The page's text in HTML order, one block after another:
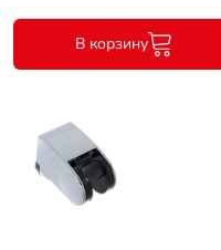
В корзину